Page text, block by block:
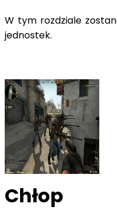
W tym rozdziale
jednostek.
Chłop